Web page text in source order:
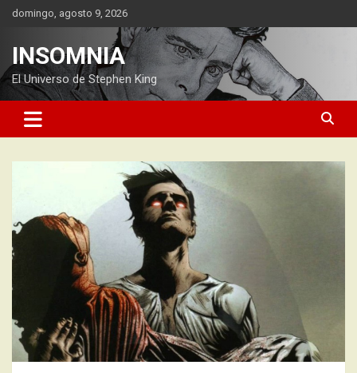
Saltardomingo, agosto 9, 2026
INSOMNIA
El Universo de Stephen King